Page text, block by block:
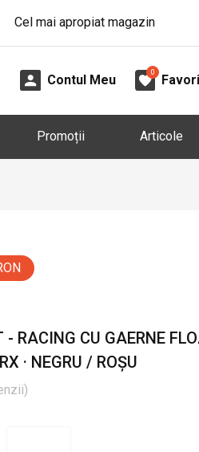
Cel mai apropiat magazin
Contul Meu
0
Promoții Articole
- RACING CU GAERNE
· NEGRU / ROȘU
)